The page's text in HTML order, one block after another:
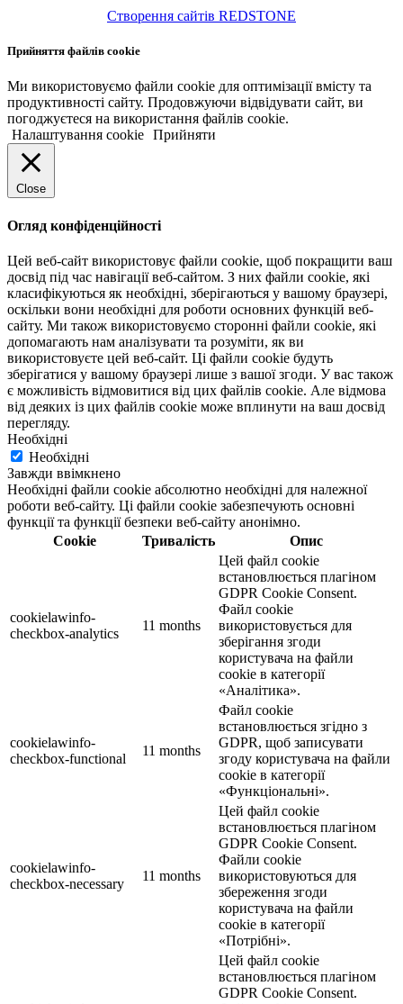
Створення сайтів REDSTONE
Прийняття файлів cookie
Ми використовуємо файли cookie для оптимізації вмісту та
продуктивності сайту. Продовжуючи відвідувати сайт, ви
погоджуєтеся на використання файлів cookie.
Налаштування cookie Прийняти
Close
Огляд конфіденційності
Цей веб-сайт використовує файли cookie, щоб покращити ваш
досвід під час навігації веб-сайтом. З них файли cookie, які
класифікуються як необхідні, зберігаються у вашому браузері,
оскільки вони необхідні для роботи основних функцій веб-
сайту. Ми також використовуємо сторонні файли cookie, які
допомагають нам аналізувати та розуміти, як ви
використовуєте цей веб-сайт. Ці файли cookie будуть
зберігатися у вашому браузері лише з вашої згоди. У вас також
є можливість відмовитися від цих файлів cookie. Але відмова
від деяких із цих файлів cookie може вплинути на ваш досвід
перегляду.
Необхідні
Необхідні
Завжди ввімкнено
Необхідні файли cookie абсолютно необхідні для належної
роботи веб-сайту. Ці файли cookie забезпечують основні
функції та функції безпеки веб-сайту анонімно.
Cookie
Тривалість Опис
cookielawinfo-
checkbox-analytics
11 months
Цей файл cookie
встановлюється плагіном
GDPR Cookie Consent.
Файл cookie
використовується для
зберігання згоди
користувача на файли
cookie в категорії
«Аналітика».
cookielawinfo-
checkbox-functional
11 months
Файл cookie
встановлюється згідно з
GDPR, щоб записувати
згоду користувача на файли
cookie в категорії
«Функціональні».
cookielawinfo-
checkbox-necessary
11 months
Цей файл cookie
встановлюється плагіном
GDPR Cookie Consent.
Файли cookie
використовуються для
збереження згоди
користувача на файли
cookie в категорії
«Потрібні».
Цей файл cookie
встановлюється плагіном
GDPR Cookie Consent.